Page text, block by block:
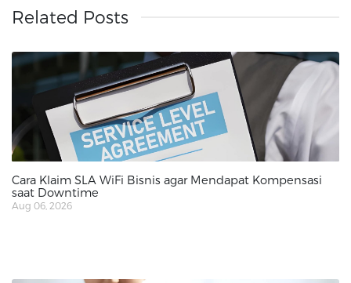
Related Posts
Cara Klaim SLA WiFi Bisnis agar Mendapat Kompensasi
saat Downtime
Aug 06, 2026